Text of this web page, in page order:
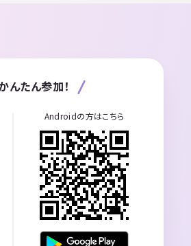
んたん参加！
Androidの方はこちら